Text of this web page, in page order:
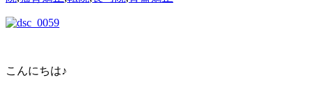
こんにちは♪